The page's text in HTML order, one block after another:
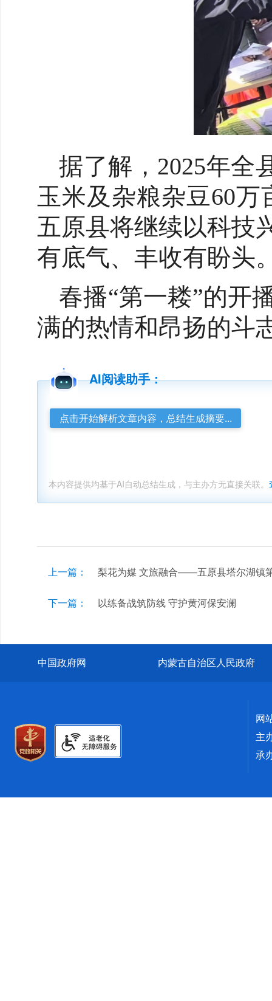
据了解，2025年全
玉米及杂粮杂豆60万
五原县将继续以科技
有底气、丰收有盼头
春播“第一耧”的开
满的热情和昂扬的斗
AI阅读助手：
点击开始解析文章内容，总结生成摘要...
本内容提供均基于AI自动总结生成，与主办方无直接关联。
上一篇： 梨花为媒 文旅融合——五原县塔尔湖镇
下一篇： 以练备战筑防线 守护黄河保安澜
中国政府网 内蒙古自治区人民政府
网
主
承